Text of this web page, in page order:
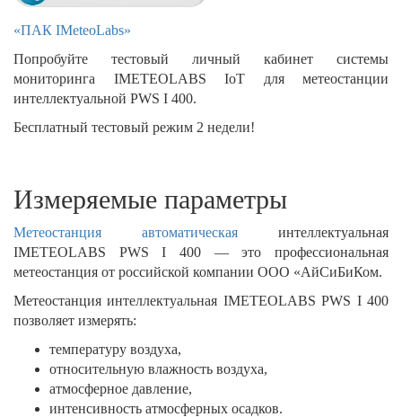
«ПАК IMeteoLabs»
Попробуйте тестовый личный кабинет системы
мониторинга IMETEOLABS IoT для метеостанции
интеллектуальной PWS I 400.
Бесплатный тестовый режим 2 недели!
Измеряемые параметры
Метеостанция автоматическая интеллектуальная
IMETEOLABS PWS I 400 — это профессиональная
метеостанция от российской компании ООО «АйСиБиКом.
Метеостанция интеллектуальная IMETEOLABS PWS I 400
позволяет измерять:
температуру воздуха,
относительную влажность воздуха,
атмосферное давление,
интенсивность атмосферных осадков.